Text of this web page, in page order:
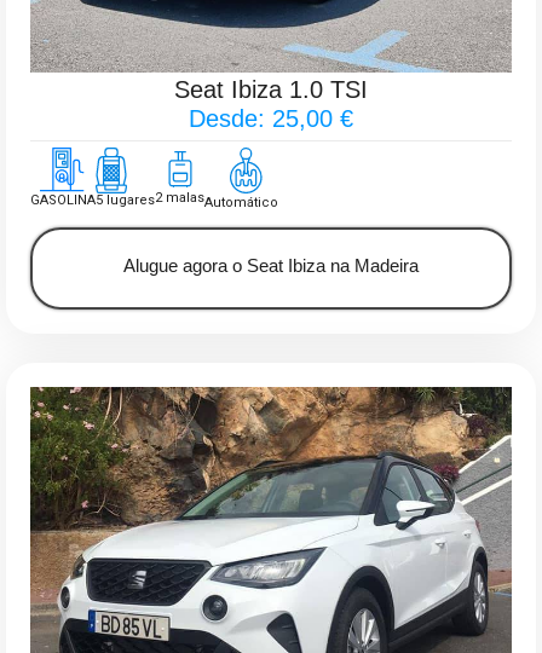
Seat Ibiza 1.0 TSI
Desde: 25,00 €
GASOLINA5 lugares2 malasAutomático
Alugue agora o Seat Ibiza na Madeira